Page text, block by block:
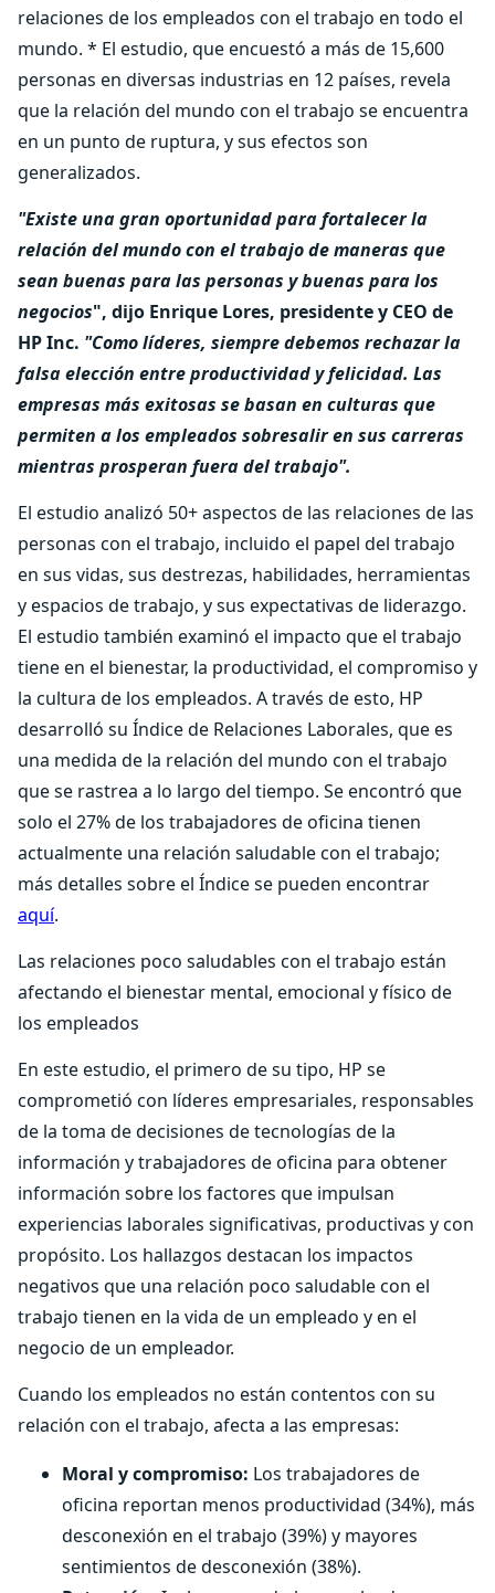
relaciones de los empleados con el trabajo en todo el
mundo. * El estudio, que encuestó a más de 15,600
personas en diversas industrias en 12 países, revela
que la relación del mundo con el trabajo se encuentra
en un punto de ruptura, y sus efectos son
generalizados.
"Existe una gran oportunidad para fortalecer la
relación del mundo con el trabajo de maneras que
sean buenas para las personas y buenas para los
negocios", dijo Enrique Lores, presidente y CEO de
HP Inc. "Como líderes, siempre debemos rechazar la
falsa elección entre productividad y felicidad. Las
empresas más exitosas se basan en culturas que
permiten a los empleados sobresalir en sus carreras
mientras prosperan fuera del trabajo".
El estudio analizó 50+ aspectos de las relaciones de las
personas con el trabajo, incluido el papel del trabajo
en sus vidas, sus destrezas, habilidades, herramientas
y espacios de trabajo, y sus expectativas de liderazgo.
El estudio también examinó el impacto que el trabajo
tiene en el bienestar, la productividad, el compromiso y
la cultura de los empleados. A través de esto, HP
desarrolló su Índice de Relaciones Laborales, que es
una medida de la relación del mundo con el trabajo
que se rastrea a lo largo del tiempo. Se encontró que
solo el 27% de los trabajadores de oficina tienen
actualmente una relación saludable con el trabajo;
más detalles sobre el Índice se pueden encontrar
aquí.
Las relaciones poco saludables con el trabajo están
afectando el bienestar mental, emocional y físico de
los empleados
En este estudio, el primero de su tipo, HP se
comprometió con líderes empresariales, responsables
de la toma de decisiones de tecnologías de la
información y trabajadores de oficina para obtener
información sobre los factores que impulsan
experiencias laborales significativas, productivas y con
propósito. Los hallazgos destacan los impactos
negativos que una relación poco saludable con el
trabajo tienen en la vida de un empleado y en el
negocio de un empleador.
Cuando los empleados no están contentos con su
relación con el trabajo, afecta a las empresas:
Moral y compromiso: Los trabajadores de
oficina reportan menos productividad (34%), más
desconexión en el trabajo (39%) y mayores
sentimientos de desconexión (38%).